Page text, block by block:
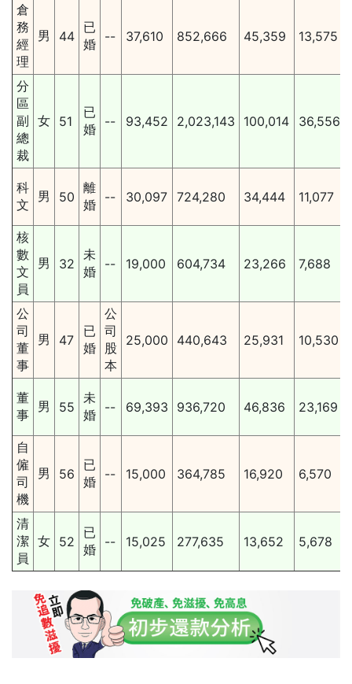
倉
務
經
理
男 44
已
婚
-- 37,610 852,666 45,359 13,575
分
區
副
總
裁
女 51
已
婚
-- 93,452 2,023,143 100,014 36,556
科
文
男 50
離
婚
-- 30,097 724,280 34,444 11,077
核
數
文
員
男 32
未
婚
-- 19,000 604,734 23,266 7,688
公
司
董
事
男 47
已
婚
公
司
股
本
25,000 440,643 25,931 10,530
董
事
男 55
未
婚
-- 69,393 936,720 46,836 23,169
自
僱
司
機
男 56
已
婚
-- 15,000 364,785 16,920 6,570
清
潔
員
女 52
已
婚
-- 15,025 277,635 13,652 5,678